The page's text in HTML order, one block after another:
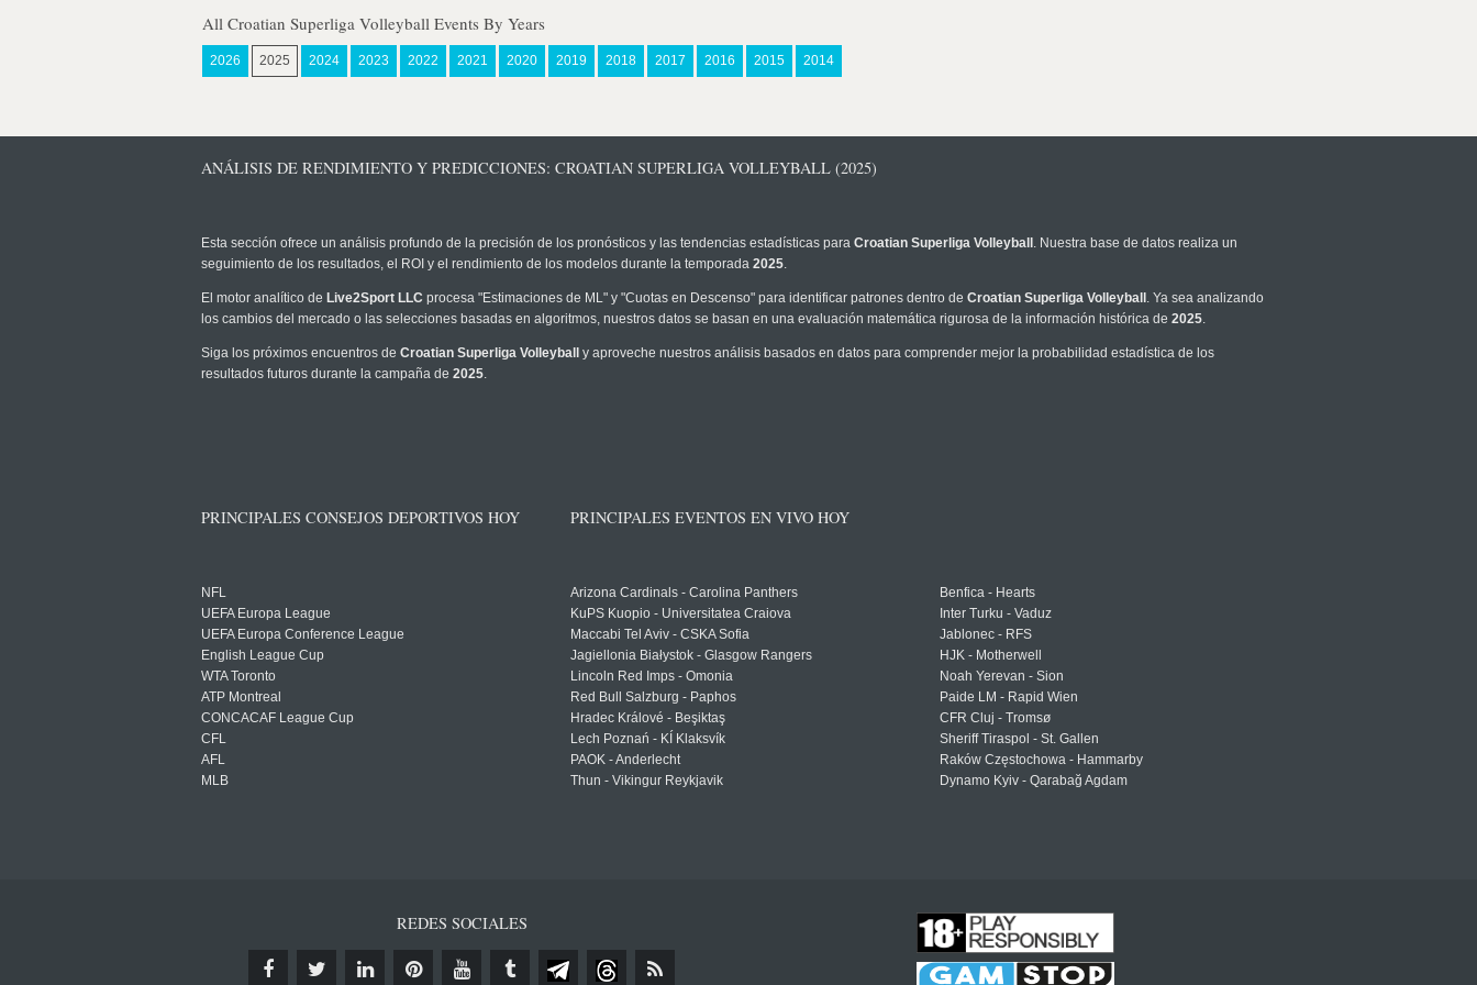
All Croatian Superliga Volleyball Events By Years
2026 2025 2024 2023 2022 2021 2020 2019 2018 2017 2016 2015 2014
ANÁLISIS DE RENDIMIENTO Y PREDICCIONES: CROATIAN SUPERLIGA VOLLEYBALL (2025)
Esta sección ofrece un análisis profundo de la precisión de los pronósticos y las tendencias estadísticas para Croatian Superliga Volleyball . Nuestra base de datos realiza un
seguimiento de los resultados, el ROI y el rendimiento de los modelos durante la temporada 2025.
El motor analítico de Live2Sport LLC procesa "Estimaciones de ML" y "Cuotas en Descenso" para identificar patrones dentro de Croatian Superliga Volleyball . Ya sea analizando
los cambios del mercado o las selecciones basadas en algoritmos, nuestros datos se basan en una evaluación matemática rigurosa de la información histórica de 2025.
Siga los próximos encuentros de Croatian Superliga Volleyball
y aproveche nuestros análisis basados en datos para comprender mejor la probabilidad estadística de los
resultados futuros durante la campaña de 2025.
PRINCIPALES CONSEJOS DEPORTIVOS HOY
NFL
UEFA Europa League
UEFA Europa Conference League
English League Cup
WTA Toronto
ATP Montreal
CONCACAF League Cup
CFL
AFL
MLB
PRINCIPALES EVENTOS EN VIVO HOY
Arizona Cardinals - Carolina Panthers
KuPS Kuopio - Universitatea Craiova
Maccabi Tel Aviv - CSKA Sofia
Jagiellonia Białystok - Glasgow Rangers
Lincoln Red Imps - Omonia
Red Bull Salzburg - Paphos
Hradec Králové - Beşiktaş
Lech Poznań - KÍ Klaksvík
PAOK - Anderlecht
Thun - Vikingur Reykjavik
Benfica - Hearts
Inter Turku - Vaduz
Jablonec - RFS
HJK - Motherwell
Noah Yerevan - Sion
Paide LM - Rapid Wien
CFR Cluj - Tromsø
Sheriff Tiraspol - St. Gallen
Raków Częstochowa - Hammarby
Dynamo Kyiv - Qarabağ Agdam
REDES SOCIALES